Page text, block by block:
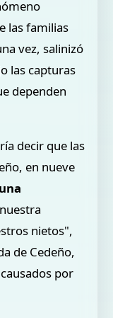
las familias
vez, salinizó
las capturas
dependen
decir que las
en nueve
nietos",
de Cedeño,
por